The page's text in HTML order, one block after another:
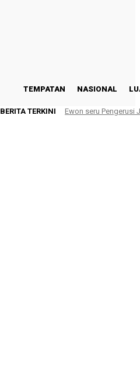
TEMPATAN NASIONAL
BERITA TERKINI Ewon seru Pengerusi